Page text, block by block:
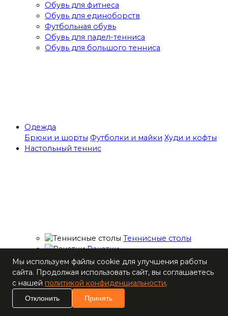
Обувь для фитнеса
Обувь для единоборств
Футбольная обувь
Обувь для падел-тенниса
Обувь для большого тенниса
Одежда
Брюки и шорты Футболки и майки Худи и кофты
Настольный теннис
Теннисные столы
Ракетки
Накладки для
ракеток
Основания для
ракеток
Мячи
Мы используем файлы cookie для улучшения работы
сайта. Продолжая использовать сайт, вы соглашаетесь
с нашей политикой конфиденциальности.
Отклонить Принять